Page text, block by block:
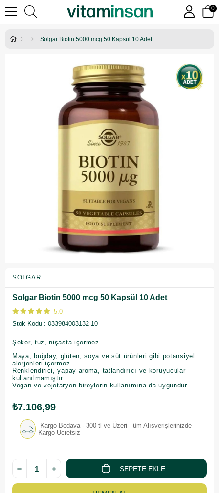
0
Solgar Biotin 5000 mcg 50 Kapsül 10 Adet
SOLGAR
Solgar Biotin 5000 mcg 50 Kapsül 10 Adet
5.0
Stok Kodu
033984003132-10
Şeker, tuz, nişasta içermez.
Maya, buğday, glüten, soya ve süt ürünleri gibi potansiyel
alerjenleri içermez.
Renklendirici, yapay aroma, tatlandırıcı ve koruyucular
kullanılmamıştır.
Vegan ve vejetaryen bireylerin kullanımına da uygundur.
₺7.106,99
Kargo Bedava - 300 tl ve Üzeri Tüm Alışverişlerinizde
Kargo Ücretsiz